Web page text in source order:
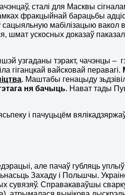
сталі для Масквы
фракцыйнай барацьбы
мабілізацыю вакол
шмат ускосных доказаў
узгаданы тэракт, чачэнцы –
гіганцкай вайсковай перавагі.
. Маштабы генацыду
ня бачыць. Нават тады
і пачуцьцём
але пачаў губляць
Захаду і Польшчы.
сувязяў. Справакаваўшы